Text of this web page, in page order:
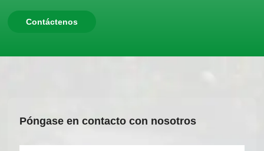
Contáctenos
Póngase en contacto con nosotros